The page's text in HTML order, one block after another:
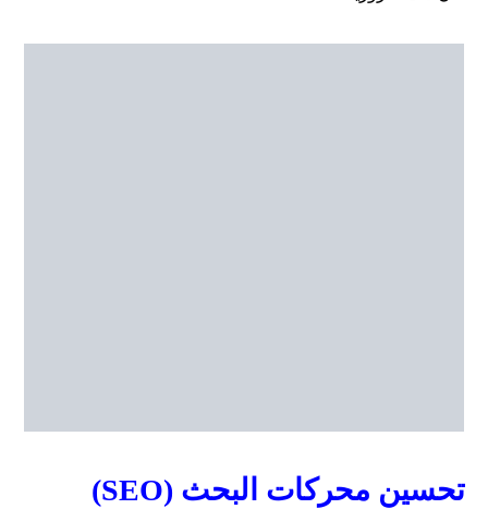
تحسين محركات البحث (SEO)